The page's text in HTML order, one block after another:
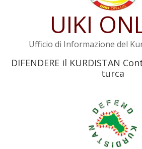
Il KNK chiede un’azione internazionale
UIKI
Ufficio di Informazione del
DIFENDERE il KURDISTAN
turca